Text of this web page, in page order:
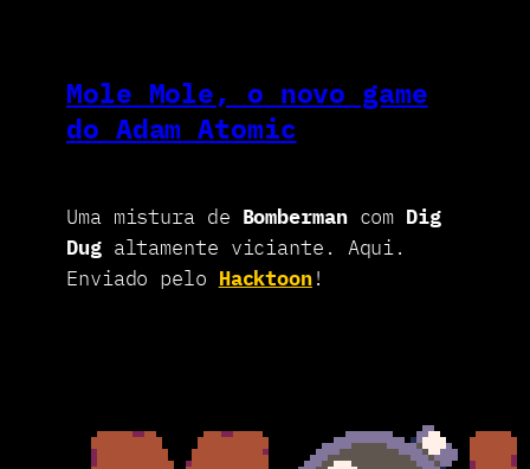
Mole Mole, o novo game
do Adam Atomic
Uma mistura de Bombermancom Dig
Dugaltamente viciante. Aqui.
Enviado pelo Hacktoon!